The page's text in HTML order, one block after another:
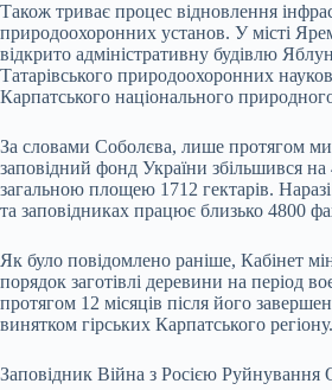
Також триває процес відновлення
природоохоронних установ. У місті
відкрито адміністративну будівлю
Татарівського природоохоронних
Карпатського національного
За словами Соболєва, лише протягом
заповідний фонд України збільшився на
загальною площею 1712 гектарів.
та заповідниках працює близько 4800
Як було повідомлено раніше, Кабінет
порядок заготівлі деревини на період
протягом 12 місяців після його
винятком гірських Карпатського регіону.
Заповідник Війна з Росією Руйнування